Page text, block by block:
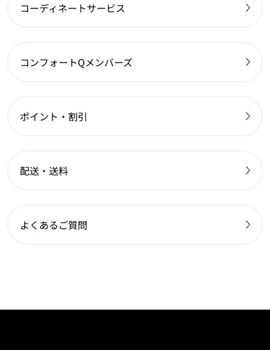
コーディネートサービス
コンフォートQメンバーズ
ポイント・割引
配送・送料
よくあるご質問